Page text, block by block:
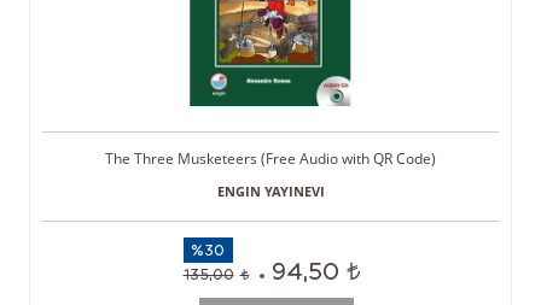
The Three Musketeers (Free Audio with QR Code)
ENGIN YAYINEVI
%30
135,00
94,50